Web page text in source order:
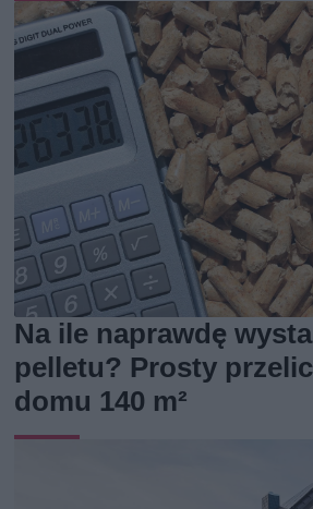
Na ile naprawdę
pelletu? Prosty
domu 140 m²